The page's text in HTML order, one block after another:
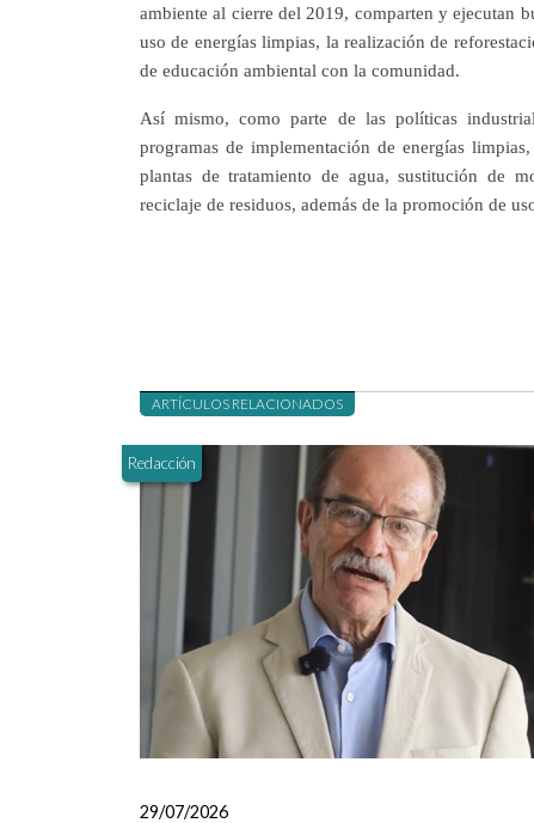
ambiente al cierre del 2019, comparten y ejecutan
uso de energías limpias, la realización de
de educación ambiental con la comunidad.
Así mismo, como parte de las políticas
programas de implementación de energías
plantas de tratamiento de agua, sustitución de
reciclaje de residuos, además de la promoción de
ARTÍCULOS RELACIONADOS
Redacción
29/07/2026